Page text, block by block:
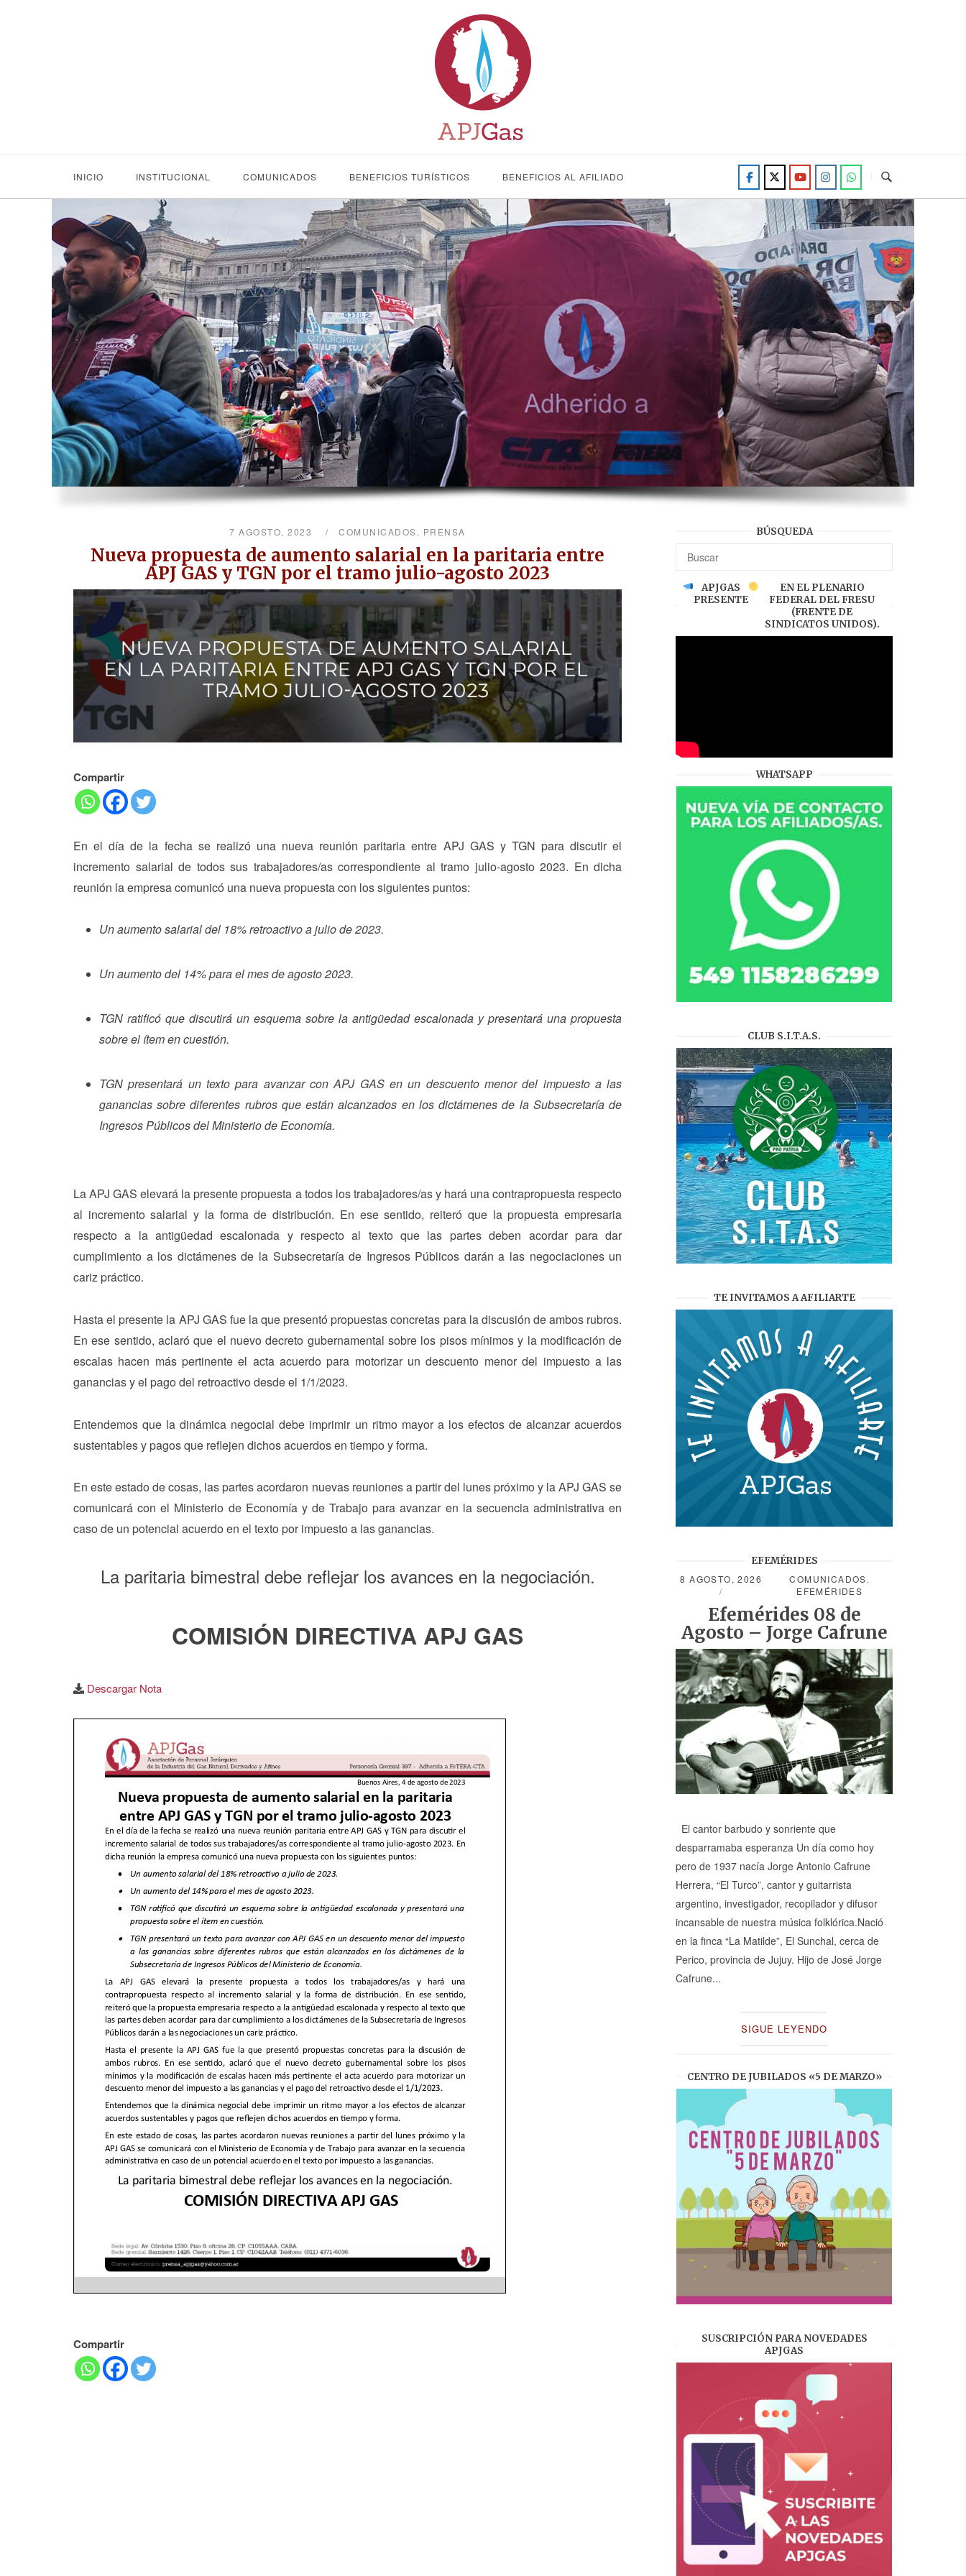
INICIO INSTITUCIONAL COMUNICADOS BENEFICIOS TURÍSTICOS BENEFICIOS AL AFILIADO
7 AGOSTO, 2023 COMUNICADOS, PRENSA
Nueva propuesta de aumento salarial en la paritaria entre
APJ GAS y TGN por el tramo julio-agosto 2023
Compartir
En el día de la fecha se realizó una nueva reunión paritaria entre APJ GAS y TGN para discutir el
incremento salarial de todos sus trabajadores/as correspondiente al tramo julio-agosto 2023. En dicha
reunión la empresa comunicó una nueva propuesta con los siguientes puntos:
Un aumento salarial del 18% retroactivo a julio de 2023.
Un aumento del 14% para el mes de agosto 2023.
TGN ratificó que discutirá un esquema sobre la antigüedad escalonada y presentará una propuesta
sobre el ítem en cuestión.
TGN presentará un texto para avanzar con APJ GAS en un descuento menor del impuesto a las
ganancias sobre diferentes rubros que están alcanzados en los dictámenes de la Subsecretaría de
Ingresos Públicos del Ministerio de Economía.
La APJ GAS elevará la presente propuesta a todos los trabajadores/as y hará una contrapropuesta respecto
al incremento salarial y la forma de distribución. En ese sentido, reiteró que la propuesta empresaria
respecto a la antigüedad escalonada y respecto al texto que las partes deben acordar para dar
cumplimiento a los dictámenes de la Subsecretaría de Ingresos Públicos darán a las negociaciones un
cariz práctico.
Hasta el presente la APJ GAS fue la que presentó propuestas concretas para la discusión de ambos rubros.
En ese sentido, aclaró que el nuevo decreto gubernamental sobre los pisos mínimos y la modificación de
escalas hacen más pertinente el acta acuerdo para motorizar un descuento menor del impuesto a las
ganancias y el pago del retroactivo desde el 1/1/2023.
Entendemos que la dinámica negocial debe imprimir un ritmo mayor a los efectos de alcanzar acuerdos
sustentables y pagos que reflejen dichos acuerdos en tiempo y forma.
En este estado de cosas, las partes acordaron nuevas reuniones a partir del lunes próximo y la APJ GAS se
comunicará con el Ministerio de Economía y de Trabajo para avanzar en la secuencia administrativa en
caso de un potencial acuerdo en el texto por impuesto a las ganancias.
La paritaria bimestral debe reflejar los avances en la negociación.
COMISIÓN DIRECTIVA APJ GAS
Descargar Nota
Compartir
BÚSQUEDA
APJGAS
PRESENTE
EN EL PLENARIO
FEDERAL DEL FRESU
(FRENTE DE
SINDICATOS UNIDOS).
WHATSAPP
CLUB S.I.T.A.S.
TE INVITAMOS A AFILIARTE
EFEMÉRIDES
8 AGOSTO, 2026
COMUNICADOS,
EFEMÉRIDES
Efemérides 08 de
Agosto – Jorge Cafrune
El cantor barbudo y sonriente que
desparramaba esperanza Un día como hoy
pero de 1937 nacía Jorge Antonio Cafrune
Herrera, “El Turco”, cantor y guitarrista
argentino, investigador, recopilador y difusor
incansable de nuestra música folklórica.Nació
en la finca “La Matilde”, El Sunchal, cerca de
Perico, provincia de Jujuy. Hijo de José Jorge
Cafrune...
SIGUE LEYENDO
CENTRO DE JUBILADOS «5 DE MARZO»
SUSCRIPCIÓN PARA NOVEDADES
APJGAS